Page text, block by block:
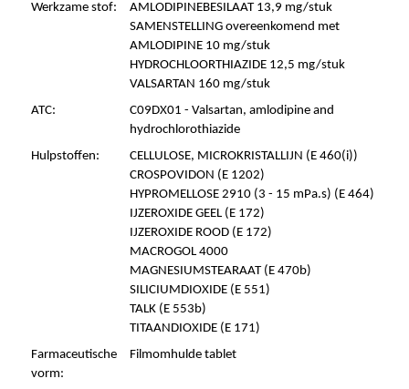
Werkzame stof:
AMLODIPINEBESILAAT 13,9 mg/stuk
SAMENSTELLING overeenkomend met
AMLODIPINE 10 mg/stuk
HYDROCHLOORTHIAZIDE 12,5 mg/stuk
VALSARTAN 160 mg/stuk
ATC:
C09DX01 - Valsartan, amlodipine and
hydrochlorothiazide
Hulpstoffen:
CELLULOSE, MICROKRISTALLIJN (E 460(i))
CROSPOVIDON (E 1202)
HYPROMELLOSE 2910 (3 - 15 mPa.s) (E 464)
IJZEROXIDE GEEL (E 172)
IJZEROXIDE ROOD (E 172)
MACROGOL 4000
MAGNESIUMSTEARAAT (E 470b)
SILICIUMDIOXIDE (E 551)
TALK (E 553b)
TITAANDIOXIDE (E 171)
Farmaceutische
vorm:
Filmomhulde tablet